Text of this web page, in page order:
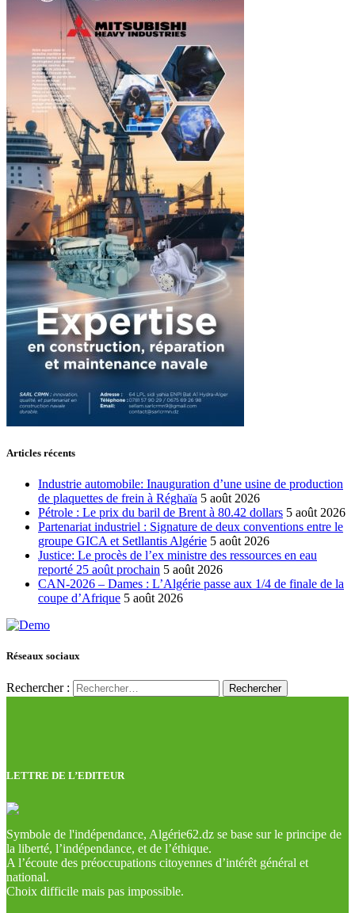
Articles récents
Industrie automobile: Inauguration d’une usine de production
de plaquettes de frein à Réghaïa 5 août 2026
Pétrole : Le prix du baril de Brent à 80.42 dollars 5 août 2026
Partenariat industriel : Signature de deux conventions entre le
groupe GICA et Setllantis Algérie 5 août 2026
Justice: Le procès de l’ex ministre des ressources en eau
reporté 25 août prochain 5 août 2026
CAN-2026 – Dames : L’Algérie passe aux 1/4 de finale de la
coupe d’Afrique 5 août 2026
Réseaux sociaux
Rechercher :
LETTRE DE L’EDITEUR
Symbole de l'indépendance, Algérie62.dz se base sur le principe de
la liberté, l’indépendance, et de l’éthique.
A l’écoute des préoccupations citoyennes d’intérêt général et
national.
Choix difficile mais pas impossible.